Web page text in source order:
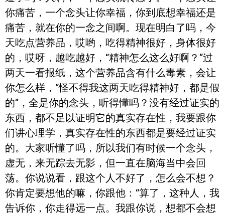
你痛苦，一个念头让你幸福，你到底想幸福还是
痛苦，就在你的一念之间啊。现在明白了吗，今
天吃点营养品，哎哟，吃得精神很好，身体很好
的，哎呀，越吃越好，“精神怎么这么好啊？”过
两天一看报纸，这个营养品含有什么毒素，会让
你怎么样，“怪不得我这两天吃得精神好，都是假
的”，全是你的念头，听得懂吗？没有经过证实的
东西，都不足以证明它的真实存在性，我要跟你
们讲心理学，真实存在性的东西都是要经过证实
的。大家听懂了吗，所以我们有时候一个念头，
虚无，来无踪去无影，但一直在脑海当中会回
荡。你说说看，跟这个人不好了，怎么会不想？
你肯定要想他的嘛，你跟他：“算了，这种人，我
告诉你，你走得远一点。我跟你说，想都不会想